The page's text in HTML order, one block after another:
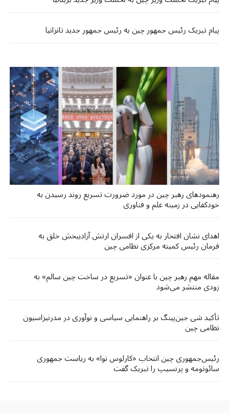
پیام تبریک رئیس جمهور چین به رئیس جمهور جدید تانزانیا
رهنمودهای رهبر چین در مورد ضرورت تسریع روند رسیدن به
خودکفایی در زمینه علم و فناوری
اهدای نشان افتخار به یکی از افسران ارتش آزادیبخش خلق به
فرمان رئیس کمیته مرکزی نظامی چین
مقاله مهم رهبر چین با عنوان «تسریع در ساخت چین سالم» به
زودی منتشر می‌شود
تأکید شی جین‌پینگ بر راهنمایی سیاسی و نوآوری در مدرنیزاسیون
نظامی چین
رئیس‌جمهوری چین انتخاب «کارلوس نوا» به ریاست جمهوری
سائوتومه و پرنسیپ را تبریک گفت